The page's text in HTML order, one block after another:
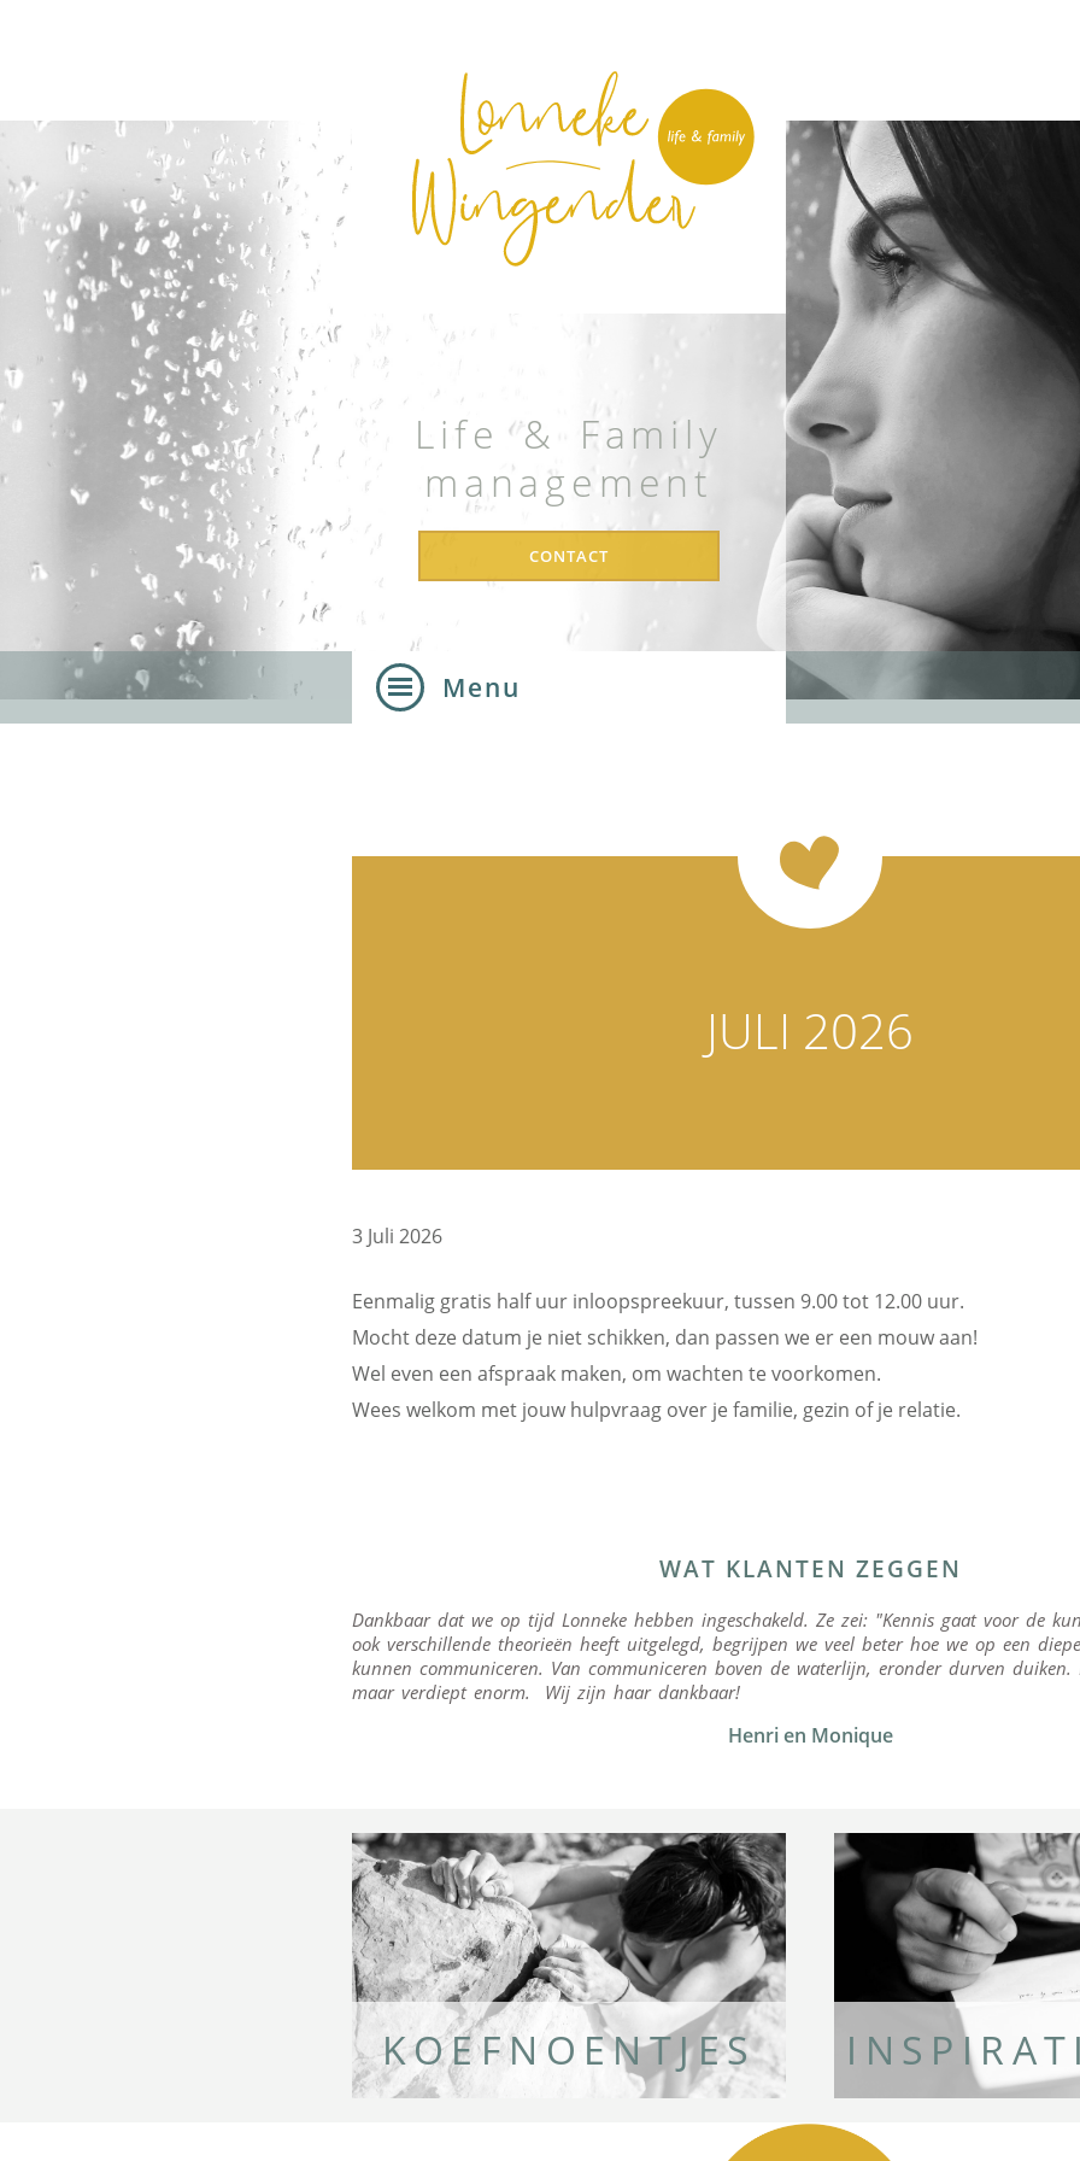
Life & Family
management
CONTACT
Menu
Blog
JULI 2026
3 Juli 2026
Eenmalig gratis half uur inloopspreekuur, tussen 9.00 tot 12.00 uur.
Mocht deze datum je niet schikken, dan passen we er een mouw aan!
Wel even een afspraak maken, om wachten te voorkomen.
Wees welkom met jouw hulpvraag over je familie, gezin of je relatie.
WAT KLANTEN ZEGGEN
Dankbaar dat we op tijd Lonneke hebben ingeschakeld. Ze zei: "Kennis gaat voor de
ook verschillende theorieën heeft uitgelegd, begrijpen we veel beter hoe we op een
kunnen communiceren. Van communiceren boven de waterlijn, eronder durven duiken.
maar verdiept enorm. Wij zijn haar dankbaar!
Henri en Monique
KOEFNOENTJES